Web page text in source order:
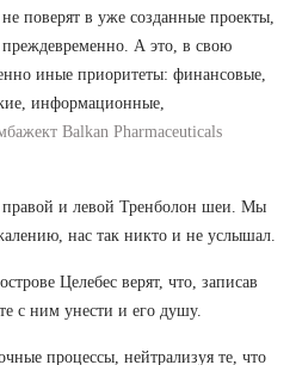
поверят в уже созданные проекты,
А это, в свою
иные приоритеты: финансовые,
информационные,
Balkan Pharmaceuticals
правой и левой Тренболон шеи. Мы
нас так никто и не услышал.
Целебес верят, что, записав
с ним унести и его душу.
процессы, нейтрализуя те, что